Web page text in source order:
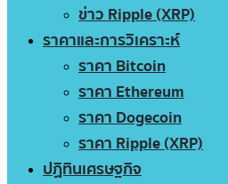
ข่าว Ripple (XRP)
ราคาและการวิเคราะห์
ราคา Bitcoin
ราคา Ethereum
ราคา Dogecoin
ราคา Ripple (XRP)
ปฏิทินเศรษฐกิจ